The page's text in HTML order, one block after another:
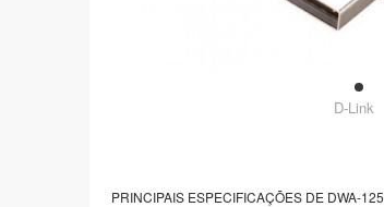
D-Link
PRINCIPAIS ESPECIFICAÇÕES DE DWA-125